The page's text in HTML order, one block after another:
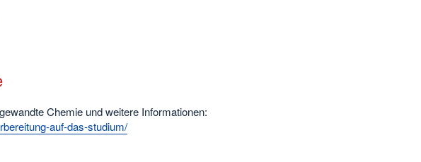
Chemie und weitere Informationen:
auf-das-studium/